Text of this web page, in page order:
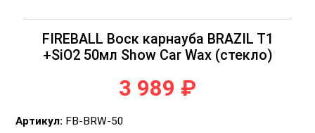
FIREBALL Воск карнауба BRAZIL T1
+SiO2 50мл Show Car Wax (стекло)
3 989 ₽
Артикул: FB-BRW-50